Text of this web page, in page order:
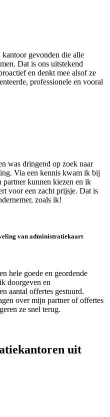
gevonden die alle
Dat is ons uitstekend
en denkt mee alsof ze
professionele en vooral
was dringend op zoek naar
Via een kennis kwam ik bij
kunnen kiezen en ik
voor een zacht prijsje. Dat is
zoals ik!
van administratiekaart
hele goede en geordende
doorgeven en
aantal offertes gestuurd.
over mijn partner of offertes
ze snel terug.
uit